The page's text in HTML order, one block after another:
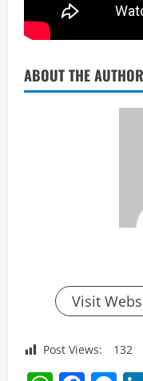
ABOUT THE AUTHOR
Visit
Post Views: 132